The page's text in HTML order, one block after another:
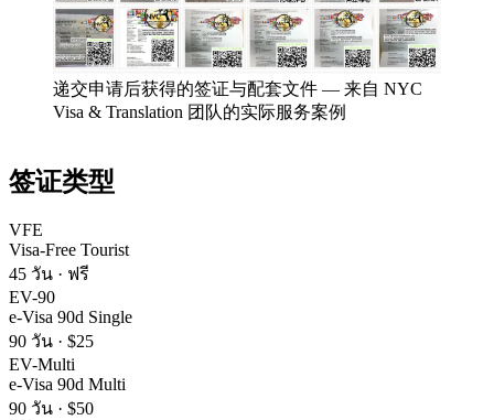
递交申请后获得的签证与配套文件 — 来自 NYC
Visa & Translation 团队的实际服务案例
签证类型
VFE
Visa-Free Tourist
45 วัน · ฟรี
EV-90
e-Visa 90d Single
90 วัน · $25
EV-Multi
e-Visa 90d Multi
90 วัน · $50